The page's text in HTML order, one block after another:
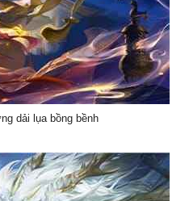
dải lụa bồng bềnh